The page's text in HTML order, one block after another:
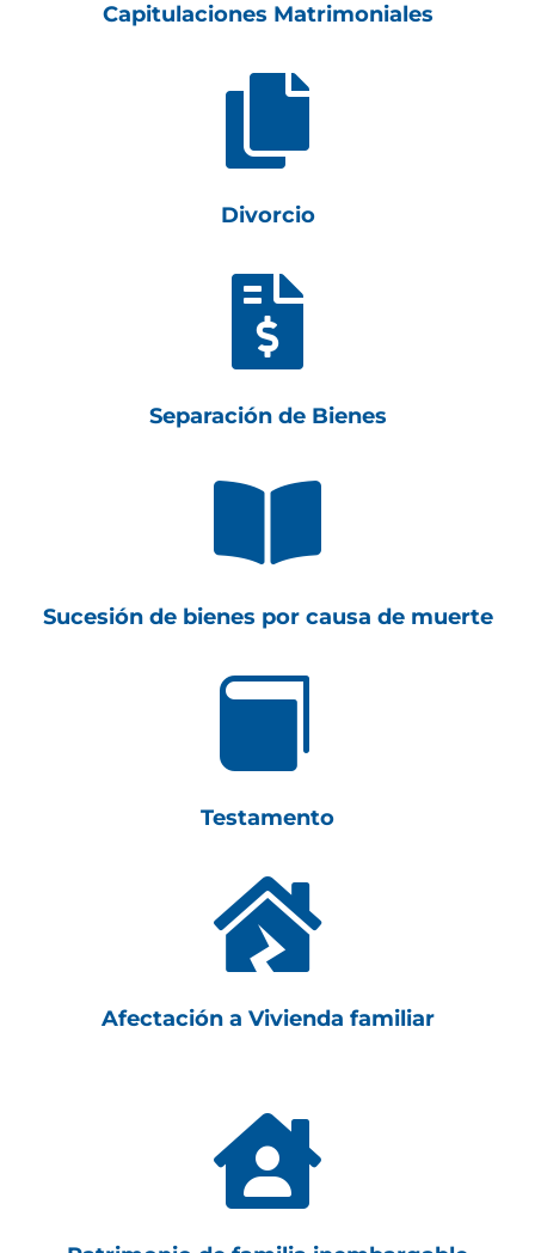
Capitulaciones Matrimoniales

Divorcio

Separación de Bienes

Sucesión de bienes por causa de muerte

Testamento

Afectación a Vivienda familiar
